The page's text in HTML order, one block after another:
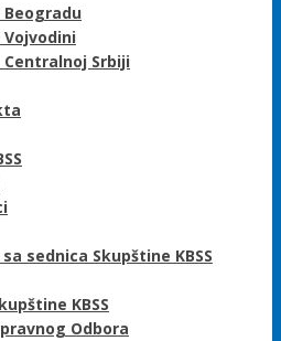
Beogradu
Vojvodini
Centralnoj Srbiji
sednica Skupštine KBSS
KBSS
Odbora